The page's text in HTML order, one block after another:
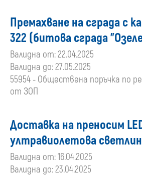
Премахване на сграда с
322 (битова сграда
Валидна от: 22.04.2025
Валидна до: 27.05.2025
55954 - Обществена поръчка по
от ЗОП
Доставка на преносим
ултравиолетова
Валидна от: 16.04.2025
Валидна до: 23.04.2025